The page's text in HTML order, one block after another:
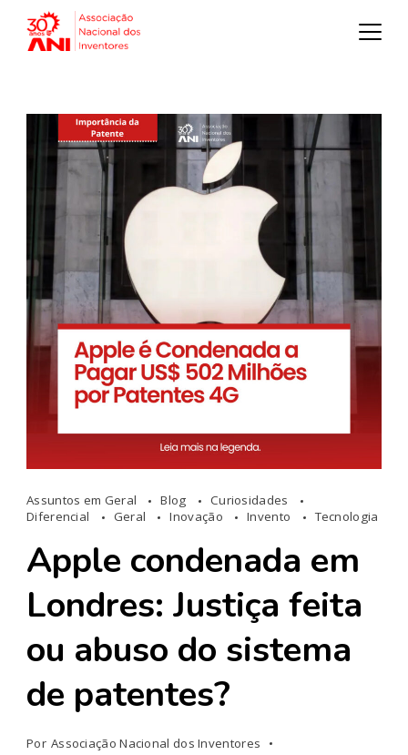
Assuntos em Geral Blog
Curiosidades
Diferencial
Geral Inovação Invento Tecnologia
Apple condenada em
Londres: Justiça feita
ou abuso do sistema
de patentes?
Por Associação Nacional dos Inventores